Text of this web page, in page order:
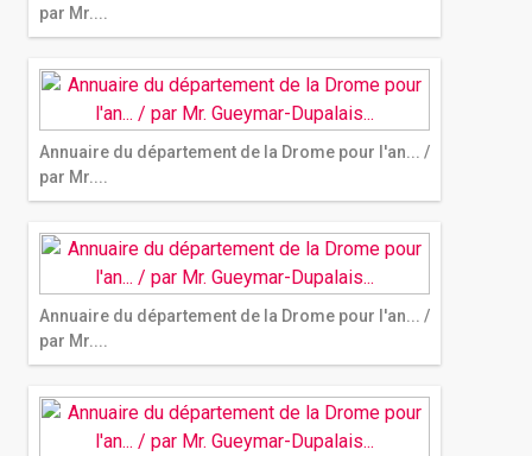
par Mr....
Annuaire du département de la Drome pour l'an... /
par Mr....
Annuaire du département de la Drome pour l'an... /
par Mr....